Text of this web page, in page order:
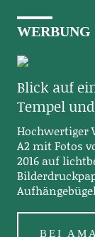
WERBUNG
Blick auf
Tempel
Hochwertiger
A2 mit Fotos
2016 auf
BEI